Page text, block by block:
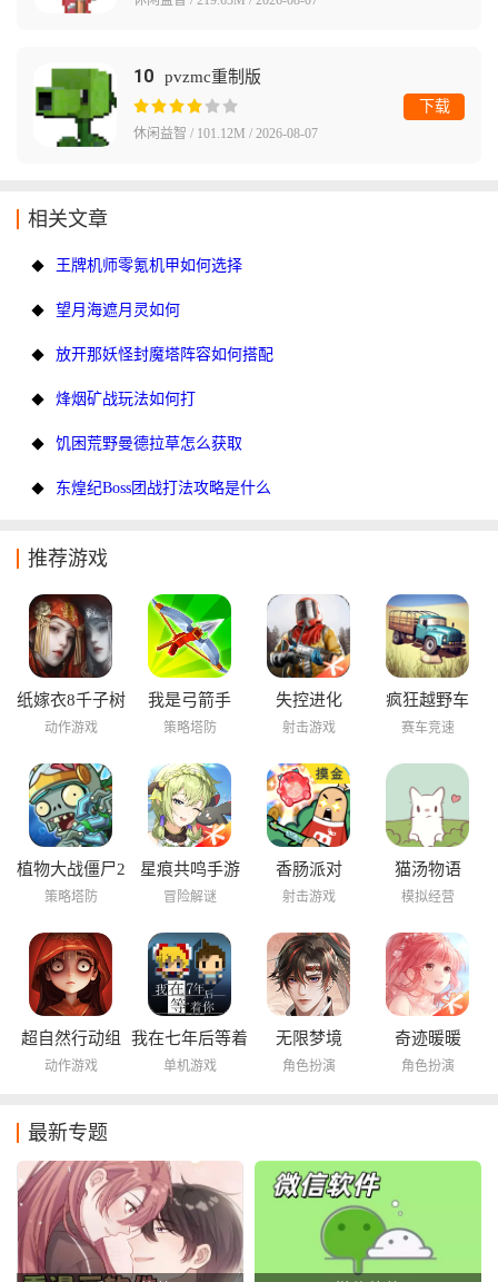
10 pvzmc重制版
休闲益智 / 101.12M / 2026-08-07
下载
相关文章
王牌机师零氪机甲如何选择
望月海遮月灵如何
放开那妖怪封魔塔阵容如何搭配
烽烟矿战玩法如何打
饥困荒野曼德拉草怎么获取
东煌纪Boss团战打法攻略是什么
推荐游戏
纸嫁衣8千子树
动作游戏
我是弓箭手
策略塔防
失控进化
射击游戏
疯狂越野车
赛车竞速
植物大战僵尸2
海底世界
策略塔防
星痕共鸣手游
冒险解谜
香肠派对
射击游戏
猫汤物语
模拟经营
超自然行动组
动作游戏
我在七年后等着
你
单机游戏
无限梦境
角色扮演
奇迹暖暖
角色扮演
最新专题